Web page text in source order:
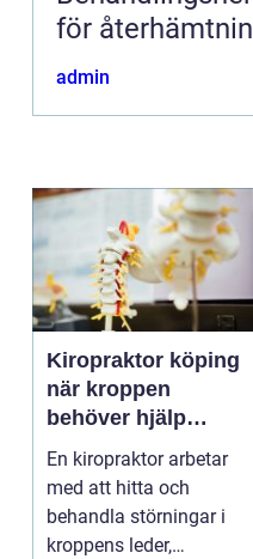
för
admin
Kiropraktor köping
när kroppen
behöver hjälp
tillbaka
En kiropraktor arbetar
med att hitta och
behandla störningar i
kroppens leder,